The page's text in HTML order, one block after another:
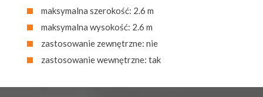
maksymalna szerokość: 2.6 m
maksymalna wysokość: 2.6 m
zastosowanie zewnętrzne: nie
zastosowanie wewnętrzne: tak